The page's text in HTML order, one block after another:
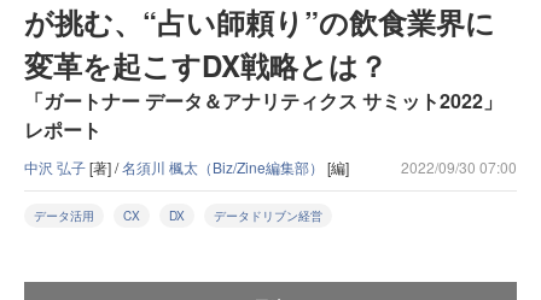
が挑む、“占い師頼り”の飲食業界に
変革を起こすDX戦略とは？
「ガートナー データ＆アナリティクス サミット2022」
レポート
中沢 弘子[著] /名須川 楓太（Biz/Zine編集部） [編] 2022/09/30 07:00
データ活用 CX DX データドリブン経営